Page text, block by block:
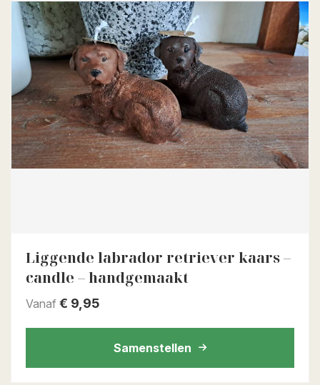
Liggende labrador retriever kaars –
candle – handgemaakt
Vanaf € 9,95
Samenstellen